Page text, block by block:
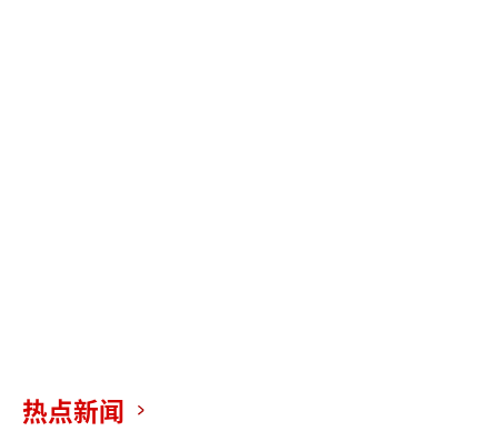
热点新闻